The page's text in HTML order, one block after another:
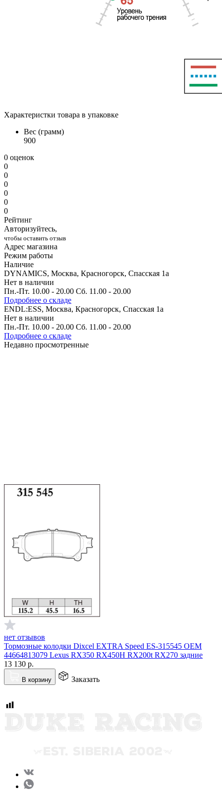
Характеристки товара в упаковке
Вес (грамм)
900
0 оценок
0
0
0
0
0
0
Рейтинг
Авторизуйтесь,
чтобы оставить отзыв
Адрес магазина
Режим работы
Наличие
DYNAMICS, Москва, Красногорск, Спасская 1а
Нет в наличии
Пн.-Пт. 10.00 - 20.00 Сб. 11.00 - 20.00
Подробнее о складе
ENDL:ESS, Москва, Красногорск, Спасская 1а
Нет в наличии
Пн.-Пт. 10.00 - 20.00 Сб. 11.00 - 20.00
Подробнее о складе
Недавно просмотренные
нет отзывов
Тормозные колодки Dixcel EXTRA Speed ES-315545 OEM
44664813079 Lexus RX350 RX450H RX200t RX270 задние
13 130 р.
В корзину Заказать